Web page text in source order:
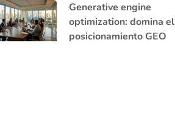
Generative engine
optimization: domina el
posicionamiento GEO